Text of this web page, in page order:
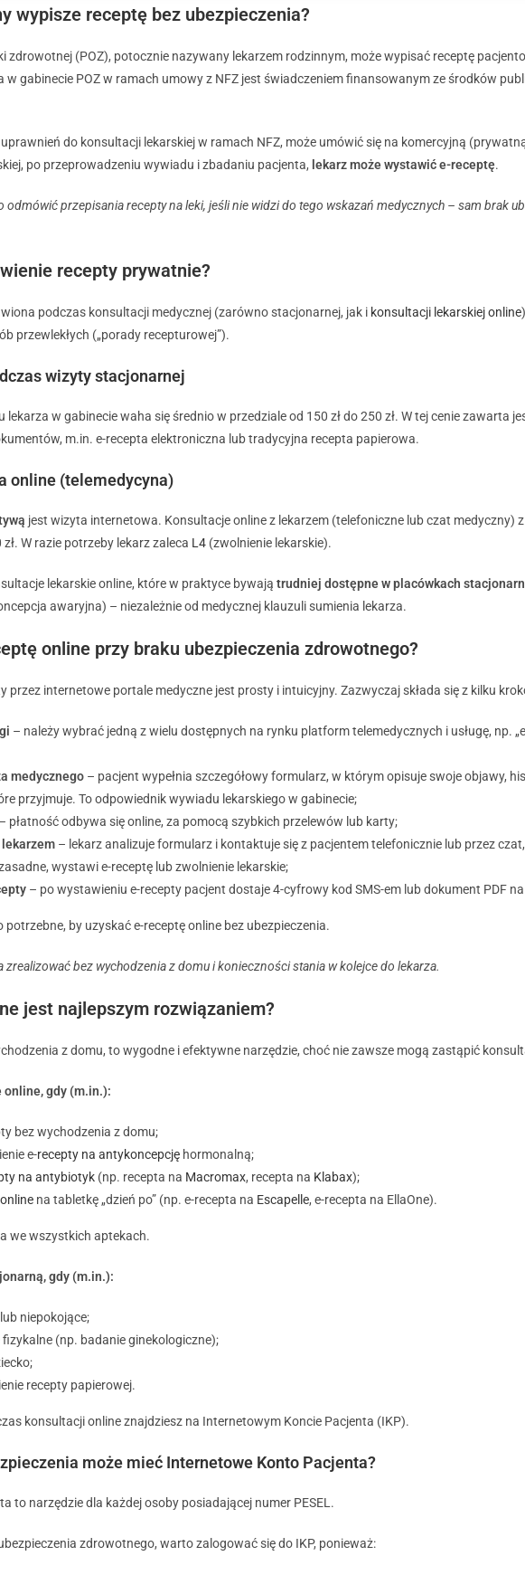
wypisze receptę bez ubezpieczenia?
zdrowotnej (POZ), potocznie nazywany lekarzem rodzinnym, może wypisać receptę
w gabinecie POZ w ramach umowy z NFZ jest świadczeniem finansowanym ze środków
do konsultacji lekarskiej w ramach NFZ, może umówić się na komercyjną
po przeprowadzeniu wywiadu i zbadaniu pacjenta, lekarz może wystawić e-receptę.
odmówić przepisania recepty na leki, jeśli nie widzi do tego wskazań medycznych – sam brak
recepty prywatnie?
podczas konsultacji medycznej (zarówno stacjonarnej, jak i konsultacji lekarskiej online
przewlekłych („porady recepturowej”).
wizyty stacjonarnej
lekarza w gabinecie waha się średnio w przedziale od 150 zł do 250 zł. W tej cenie zawarta
m.in. e-recepta elektroniczna lub tradycyjna recepta papierowa.
online (telemedycyna)
jest wizyta internetowa. Konsultacje online z lekarzem (telefoniczne lub czat medyczny)
W razie potrzeby lekarz zaleca L4 (zwolnienie lekarskie).
lekarskie online, które w praktyce bywają trudniej dostępne w placówkach
awaryjna) – niezależnie od medycznej klauzuli sumienia lekarza.
online przy braku ubezpieczenia zdrowotnego?
przez internetowe portale medyczne jest prosty i intuicyjny. Zazwyczaj składa się z kilku
– należy wybrać jedną z wielu dostępnych na rynku platform telemedycznych i usługę, np.
medycznego – pacjent wypełnia szczegółowy formularz, w którym opisuje swoje objawy,
przyjmuje. To odpowiednik wywiadu lekarskiego w gabinecie;
– płatność odbywa się online, za pomocą szybkich przelewów lub karty;
– lekarz analizuje formularz i kontaktuje się z pacjentem telefonicznie lub przez
wystawi e-receptę lub zwolnienie lekarskie;
– po wystawieniu e-recepty pacjent dostaje 4-cyfrowy kod SMS-em lub dokument PDF
by uzyskać e-receptę online bez ubezpieczenia.
zrealizować bez wychodzenia z domu i konieczności stania w kolejce do lekarza.
jest najlepszym rozwiązaniem?
z domu, to wygodne i efektywne narzędzie, choć nie zawsze mogą zastąpić
gdy (m.in.):
bez wychodzenia z domu;
e-recepty na antykoncepcję hormonalną;
na antybiotyk (np. recepta na Macromax, recepta na Klabax);
na tabletkę „dzień po” (np. e-recepta na Escapelle, e-recepta na EllaOne).
we wszystkich aptekach.
gdy (m.in.):
niepokojące;
(np. badanie ginekologiczne);
recepty papierowej.
konsultacji online znajdziesz na Internetowym Koncie Pacjenta (IKP).
może mieć Internetowe Konto Pacjenta?
to narzędzie dla każdej osoby posiadającej numer PESEL.
zdrowotnego, warto zalogować się do IKP, ponieważ: